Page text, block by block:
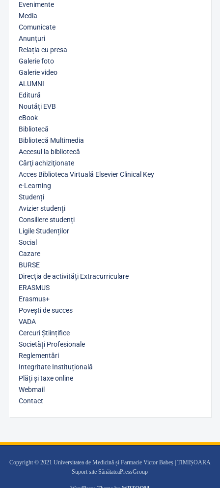
Evenimente
Media
Comunicate
Anunțuri
Relația cu presa
Galerie foto
Galerie video
ALUMNI
Editură
Noutăți EVB
eBook
Bibliotecă
Bibliotecă Multimedia
Accesul la bibliotecă
Cărţi achiziţionate
Acces Biblioteca Virtuală Elsevier Clinical Key
e-Learning
Studenți
Avizier studenți
Consiliere studenți
Ligile Studenților
Social
Cazare
BURSE
Direcția de activități Extracurriculare
ERASMUS
Erasmus+
Povești de succes
VADA
Cercuri Științifice
Societăți Profesionale
Reglementări
Integritate Instituțională
Plăți și taxe online
Webmail
Contact
Copyright © 2021 Universitatea de Medicină și Farmacie Victor Babeș | TIMIȘOARA
Suport site SănătateaPressGroup